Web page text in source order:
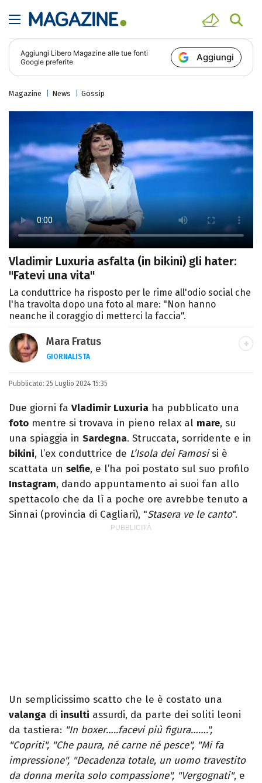
Aggiungi Libero Magazine alle tue fonti
Google preferite
Aggiungi
Magazine News Gossip
Vladimir Luxuria asfalta (in bikini) gli hater:
"Fatevi una vita"
La conduttrice ha risposto per le rime all'odio social che
l'ha travolta dopo una foto al mare: "Non hanno
neanche il coraggio di metterci la faccia".
Mara Fratus
GIORNALISTA
Nella mia vita non possono mancare, il
silenzio, il mare e Il Libro dell'inquietudine
sul comodino, insieme a un romanzo di
Zafon.
Pubblicato: 25 Luglio 2024 15:35
Due giorni fa Vladimir Luxuria ha pubblicato una
foto mentre si trovava in pieno relax al mare, su
una spiaggia in Sardegna. Struccata, sorridente e in
bikini, l’ex conduttrice de L’Isola dei Famosisi è
scattata un selfie, e l’ha poi postato sul suo profilo
Instagram, dando appuntamento ai suoi fan allo
spettacolo che da lì a poche ore avrebbe tenuto a
Sinnai (provincia di Cagliari), "Stasera ve le canto".
Un semplicissimo scatto che le è costato una
valanga di insulti assurdi, da parte dei soliti leoni
da tastiera: "In boxer…..facevi più figura…….",
"Copriti", "Che paura, né carne né pesce", "Mi fa
impressione", "Decadenza totale, un uomo travestito
da donna merita solo compassione", "Vergognati", e